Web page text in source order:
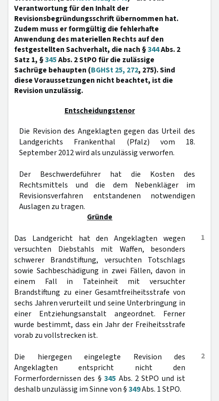
Verantwortung für den Inhalt der
Revisionsbegründungsschrift übernommen hat.
Zudem muss er formgültig die fehlerhafte
Anwendung des materiellen Rechts auf den
festgestellten Sachverhalt, die nach §344Abs. 2
Satz 1, §345Abs. 2 StPO für die zulässige
Sachrüge behaupten (BGHSt 25, 272, 275). Sind
diese Voraussetzungen nicht beachtet, ist die
Revision unzulässig.
Entscheidungstenor
Die Revision des Angeklagten gegen das Urteil des
Landgerichts Frankenthal (Pfalz) vom 18.
September 2012 wird als unzulässig verworfen.
Der Beschwerdeführer hat die Kosten des
Rechtsmittels und die dem Nebenkläger im
Revisionsverfahren entstandenen notwendigen
Auslagen zu tragen.
Gründe
1
Das Landgericht hat den Angeklagten wegen
versuchten Diebstahls mit Waffen, besonders
schwerer Brandstiftung, versuchten Totschlags
sowie Sachbeschädigung in zwei Fällen, davon in
einem Fall in Tateinheit mit versuchter
Brandstiftung zu einer Gesamtfreiheitsstrafe von
sechs Jahren verurteilt und seine Unterbringung in
einer Entziehungsanstalt angeordnet. Ferner
wurde bestimmt, dass ein Jahr der Freiheitsstrafe
vorab zu vollstrecken ist.
2
Die hiergegen eingelegte Revision des
Angeklagten entspricht nicht den
Formerfordernissen des §345 Abs. 2 StPO und ist
deshalb unzulässig im Sinne von §349Abs. 1 StPO.